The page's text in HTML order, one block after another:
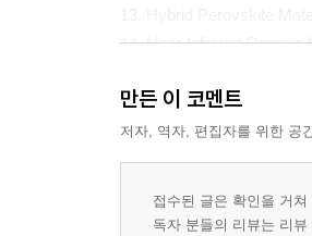
14. Near-Infrared Organic
만든 이 코멘트
저자, 역자, 편집자를 위한 공
접수된 글은 확인을 거
독자 분들의 리뷰는 리